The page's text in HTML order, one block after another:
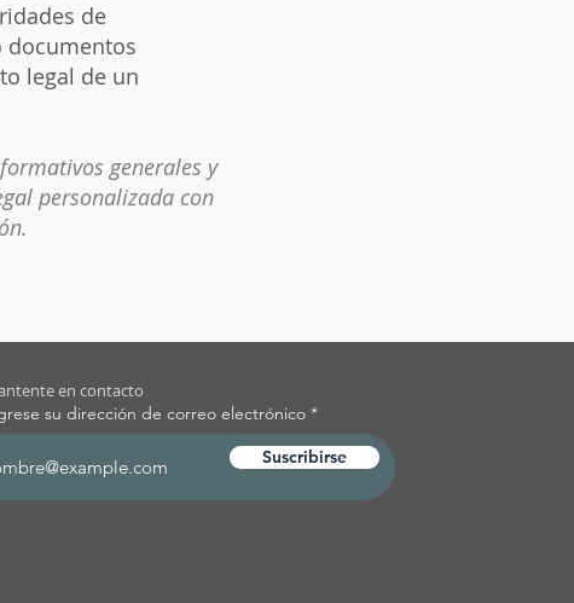
de
documentos
legal de un
generales y
personalizada con
en contacto
su dirección de correo electrónico
Suscribirse